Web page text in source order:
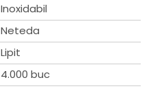
Inoxidabil
Neteda
Lipit
4.000 buc